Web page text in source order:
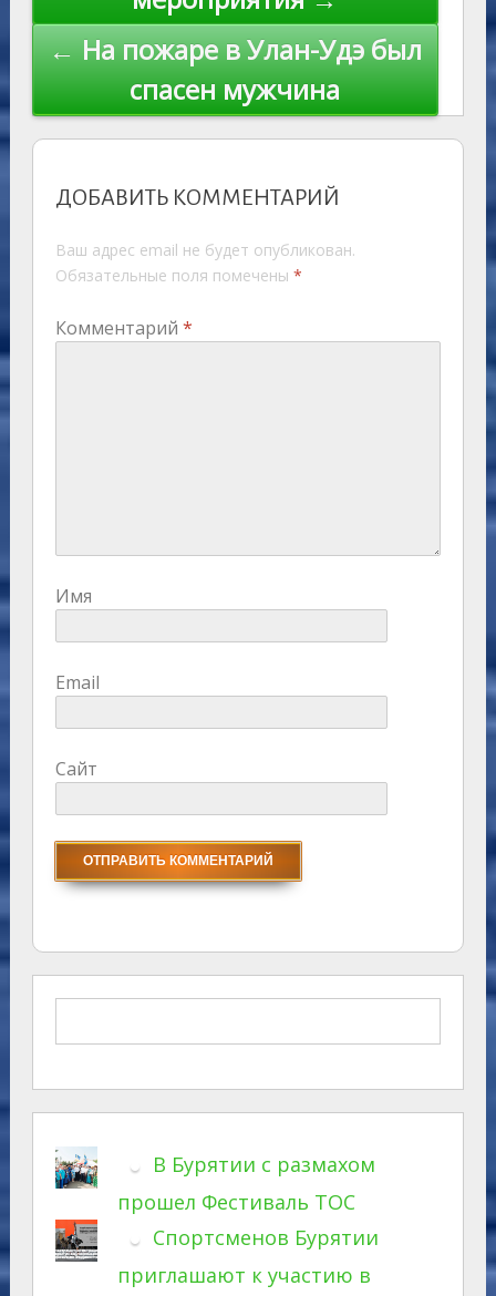
← На пожаре в Улан-Удэ был
спасен мужчина
ДОБАВИТЬ КОММЕНТАРИЙ
Ваш адрес email не будет опубликован.
Обязательные поля помечены *
Комментарий *
Имя
Email
Сайт
В Бурятии с размахом
прошел Фестиваль ТОС
Спортсменов Бурятии
приглашают к участию в